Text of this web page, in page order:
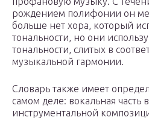
рождением полифонии он
больше нет хора, который
тональности, но они
тональности, слитых в
музыкальной гармонии.
Словарь также имеет
самом деле: вокальная часть
инструментальной